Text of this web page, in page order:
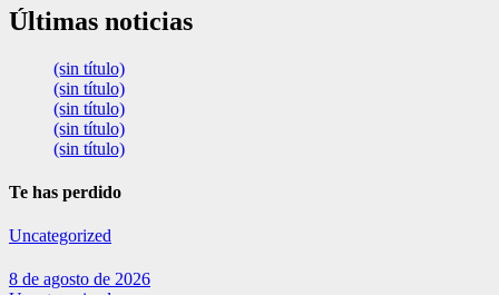
Últimas noticias
(sin título)
(sin título)
(sin título)
(sin título)
(sin título)
Te has perdido
Uncategorized
8 de agosto de 2026